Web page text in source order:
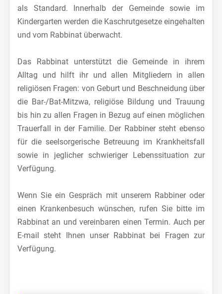
als Standard. Innerhalb der Gemeinde sowie im
Kindergarten werden die Kaschrutgesetze eingehalten
und vom Rabbinat überwacht.
Das Rabbinat unterstützt die Gemeinde in ihrem
Alltag und hilft ihr und allen Mitgliedern in allen
religiösen Fragen: von Geburt und Beschneidung über
die Bar-/Bat-Mitzwa, religiöse Bildung und Trauung
bis hin zu allen Fragen in Bezug auf einen möglichen
Trauerfall in der Familie. Der Rabbiner steht ebenso
für die seelsorgerische Betreuung im Krankheitsfall
sowie in jeglicher schwieriger Lebenssituation zur
Verfügung.
Wenn Sie ein Gespräch mit unserem Rabbiner oder
einen Krankenbesuch wünschen, rufen Sie bitte im
Rabbinat an und vereinbaren einen Termin. Auch per
E-mail steht Ihnen unser Rabbinat bei Fragen zur
Verfügung.